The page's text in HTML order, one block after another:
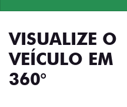
VISUALIZE O
VEÍCULO EM
360°